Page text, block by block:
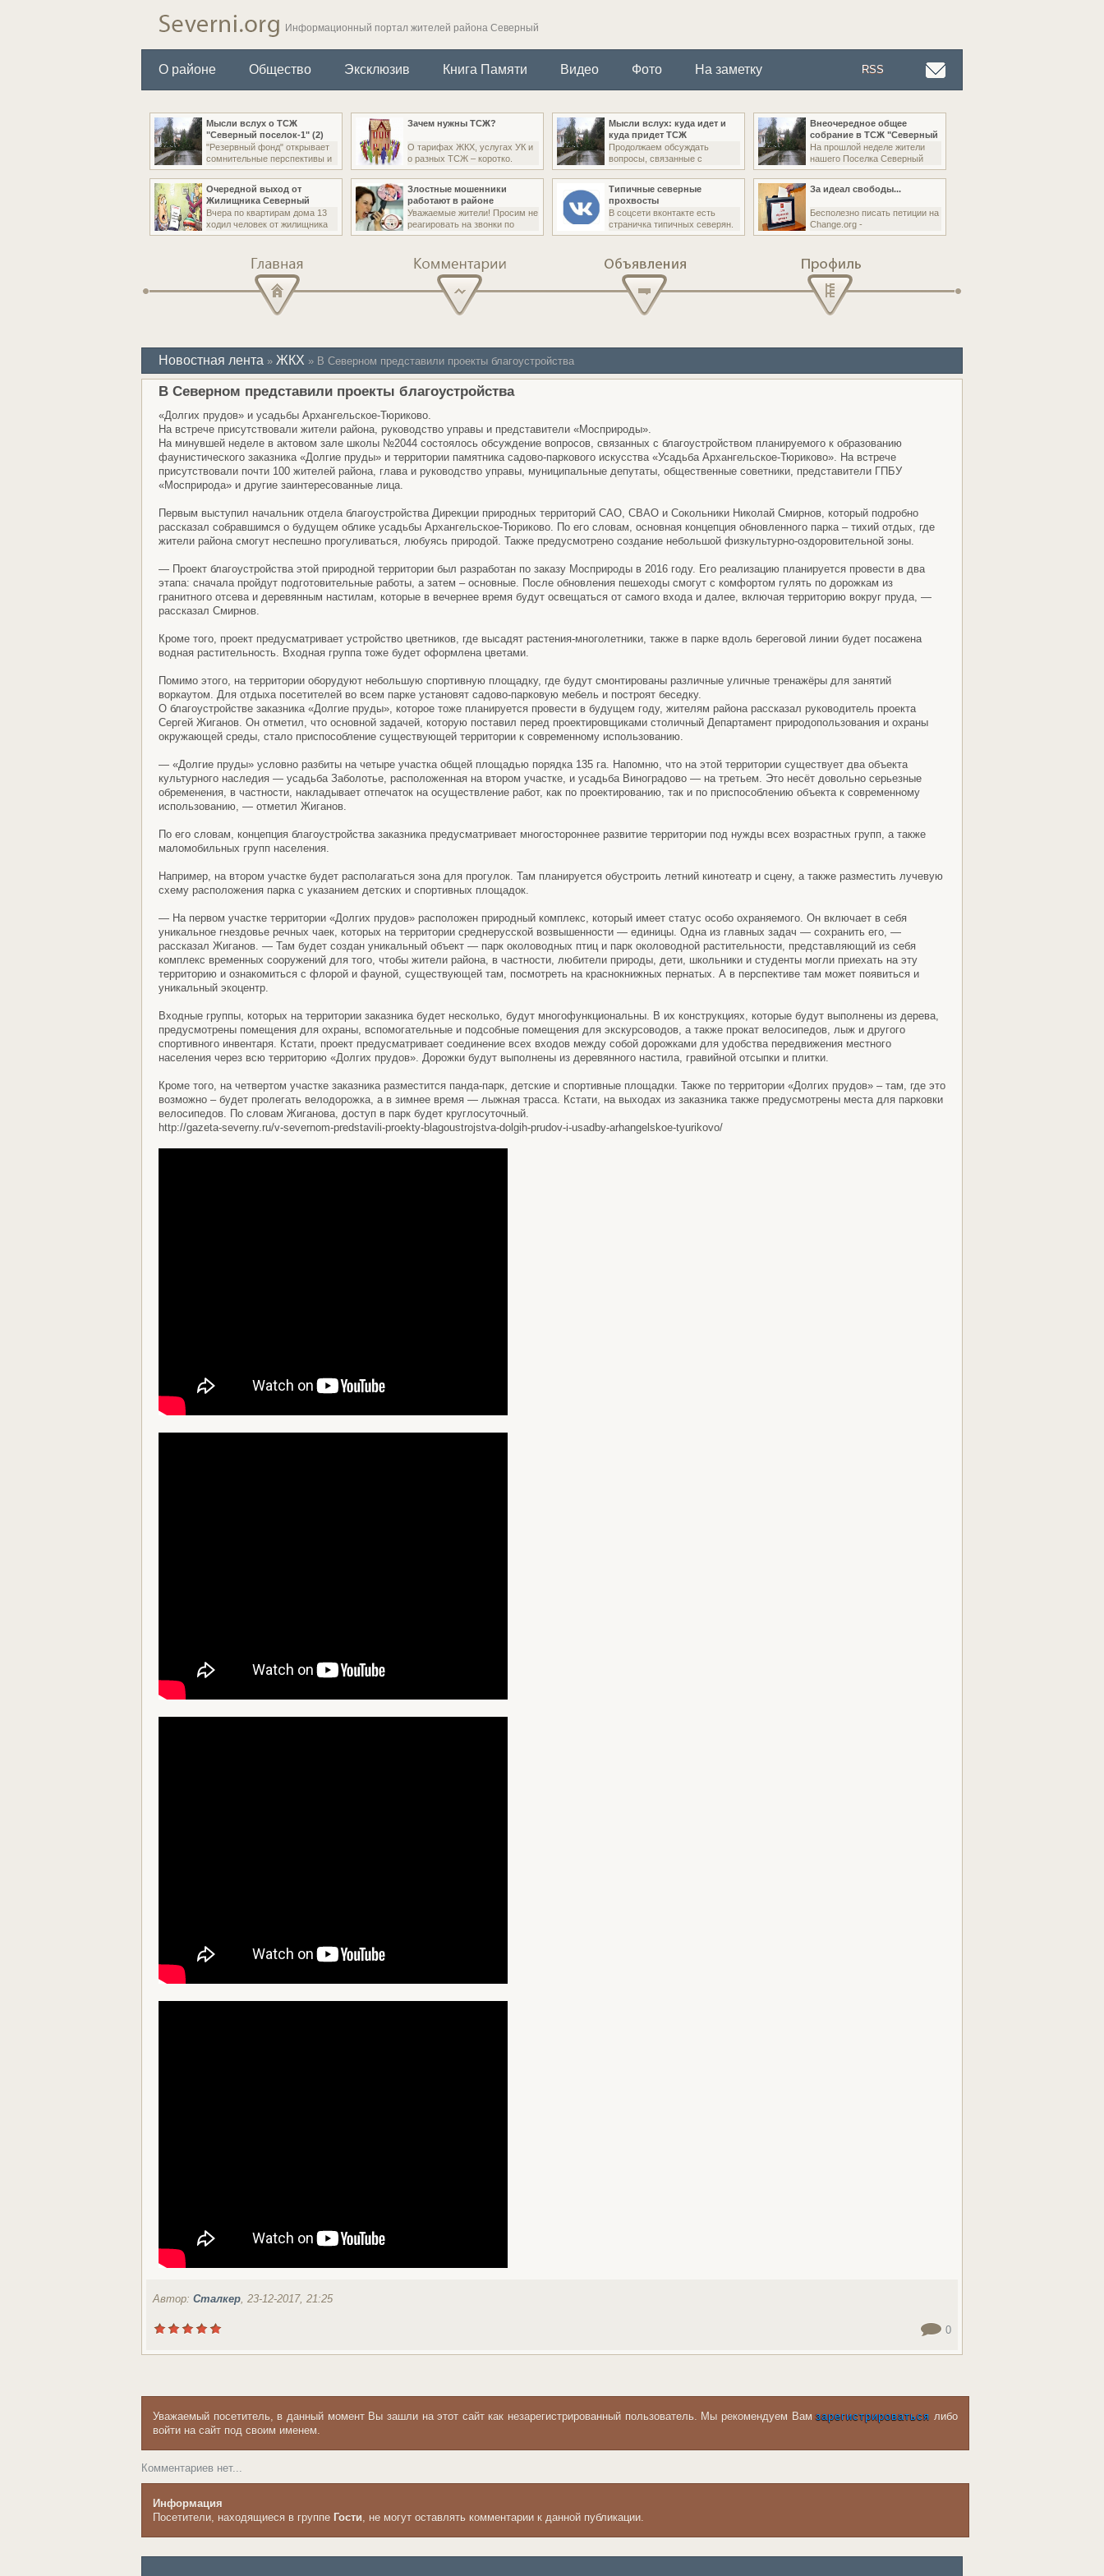
Информационный портал жителей района Северный
О районе Общество Эксклюзив Книга Памяти Видео Фото На заметку RSS
Мысли вслух о ТСЖ
"Северный поселок-1" (2)
"Резервный фонд" открывает
сомнительные перспективы и
Зачем нужны ТСЖ?
О тарифах ЖКХ, услугах УК и
о разных ТСЖ – коротко.
Мысли вслух: куда идет и
куда придет ТСЖ
Продолжаем обсуждать
вопросы, связанные с
Внеочередное общее
собрание в ТСЖ "Северный
На прошлой неделе жители
нашего Поселка Северный
Очередной выход от
Жилищника Северный
Вчера по квартирам дома 13
ходил человек от жилищника
Злостные мошенники
работают в районе
Уважаемые жители! Просим не
реагировать на звонки по
Типичные северные
прохвосты
В соцсети вконтакте есть
страничка типичных северян.
За идеал свободы...
Бесполезно писать петиции на
Change.org -
Новостная лента » ЖКХ » В Северном представили проекты благоустройства
В Северном представили проекты благоустройства
«Долгих прудов» и усадьбы Архангельское-Тюриково.
На встрече присутствовали жители района, руководство управы и представители «Мосприроды».
На минувшей неделе в актовом зале школы №2044 состоялось обсуждение вопросов, связанных с благоустройством планируемого к образованию
фаунистического заказника «Долгие пруды» и территории памятника садово-паркового искусства «Усадьба Архангельское-Тюриково». На встрече
присутствовали почти 100 жителей района, глава и руководство управы, муниципальные депутаты, общественные советники, представители ГПБУ
«Мосприрода» и другие заинтересованные лица.
Первым выступил начальник отдела благоустройства Дирекции природных территорий САО, СВАО и Сокольники Николай Смирнов, который подробно
рассказал собравшимся о будущем облике усадьбы Архангельское-Тюриково. По его словам, основная концепция обновленного парка – тихий отдых, где
жители района смогут неспешно прогуливаться, любуясь природой. Также предусмотрено создание небольшой физкультурно-оздоровительной зоны.
— Проект благоустройства этой природной территории был разработан по заказу Мосприроды в 2016 году. Его реализацию планируется провести в два
этапа: сначала пройдут подготовительные работы, а затем – основные. После обновления пешеходы смогут с комфортом гулять по дорожкам из
гранитного отсева и деревянным настилам, которые в вечернее время будут освещаться от самого входа и далее, включая территорию вокруг пруда, —
рассказал Смирнов.
Кроме того, проект предусматривает устройство цветников, где высадят растения-многолетники, также в парке вдоль береговой линии будет посажена
водная растительность. Входная группа тоже будет оформлена цветами.
Помимо этого, на территории оборудуют небольшую спортивную площадку, где будут смонтированы различные уличные тренажёры для занятий
воркаутом. Для отдыха посетителей во всем парке установят садово-парковую мебель и построят беседку.
О благоустройстве заказника «Долгие пруды», которое тоже планируется провести в будущем году, жителям района рассказал руководитель проекта
Сергей Жиганов. Он отметил, что основной задачей, которую поставил перед проектировщиками столичный Департамент природопользования и охраны
окружающей среды, стало приспособление существующей территории к современному использованию.
— «Долгие пруды» условно разбиты на четыре участка общей площадью порядка 135 га. Напомню, что на этой территории существует два объекта
культурного наследия — усадьба Заболотье, расположенная на втором участке, и усадьба Виноградово — на третьем. Это несёт довольно серьезные
обременения, в частности, накладывает отпечаток на осуществление работ, как по проектированию, так и по приспособлению объекта к современному
использованию, — отметил Жиганов.
По его словам, концепция благоустройства заказника предусматривает многостороннее развитие территории под нужды всех возрастных групп, а также
маломобильных групп населения.
Например, на втором участке будет располагаться зона для прогулок. Там планируется обустроить летний кинотеатр и сцену, а также разместить лучевую
схему расположения парка с указанием детских и спортивных площадок.
— На первом участке территории «Долгих прудов» расположен природный комплекс, который имеет статус особо охраняемого. Он включает в себя
уникальное гнездовье речных чаек, которых на территории среднерусской возвышенности — единицы. Одна из главных задач — сохранить его, —
рассказал Жиганов. — Там будет создан уникальный объект — парк околоводных птиц и парк околоводной растительности, представляющий из себя
комплекс временных сооружений для того, чтобы жители района, в частности, любители природы, дети, школьники и студенты могли приехать на эту
территорию и ознакомиться с флорой и фауной, существующей там, посмотреть на краснокнижных пернатых. А в перспективе там может появиться и
уникальный экоцентр.
Входные группы, которых на территории заказника будет несколько, будут многофункциональны. В их конструкциях, которые будут выполнены из дерева,
предусмотрены помещения для охраны, вспомогательные и подсобные помещения для экскурсоводов, а также прокат велосипедов, лыж и другого
спортивного инвентаря. Кстати, проект предусматривает соединение всех входов между собой дорожками для удобства передвижения местного
населения через всю территорию «Долгих прудов». Дорожки будут выполнены из деревянного настила, гравийной отсыпки и плитки.
Кроме того, на четвертом участке заказника разместится панда-парк, детские и спортивные площадки. Также по территории «Долгих прудов» – там, где это
возможно – будет пролегать велодорожка, а в зимнее время — лыжная трасса. Кстати, на выходах из заказника также предусмотрены места для парковки
велосипедов. По словам Жиганова, доступ в парк будет круглосуточный.
http://gazeta-severny.ru/v-severnom-predstavili-proekty-blagoustrojstva-dolgih-prudov-i-usadby-arhangelskoe-tyurikovo/
Автор: Сталкер, 23-12-2017, 21:25
0
Уважаемый посетитель, в данный момент Вы зашли на этот сайт как незарегистрированный пользователь. Мы рекомендуем Вамзарегистрироваться либо
войти на сайт под своим именем.
Комментариев нет...
Информация
Посетители, находящиеся в группе Гости, не могут оставлять комментарии к данной публикации.